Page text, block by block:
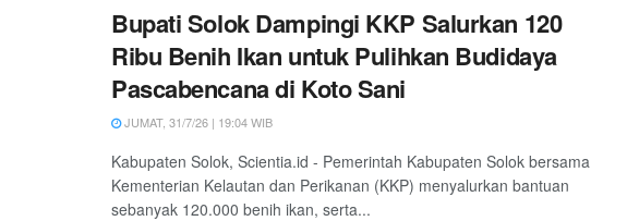
Bupati Solok Dampingi KKP Salurkan 120
Ribu Benih Ikan untuk Pulihkan Budidaya
Pascabencana di Koto Sani
JUMAT, 31/7/26 | 19:04 WIB
Kabupaten Solok, Scientia.id - Pemerintah Kabupaten Solok bersama
Kementerian Kelautan dan Perikanan (KKP) menyalurkan bantuan
sebanyak 120.000 benih ikan, serta...